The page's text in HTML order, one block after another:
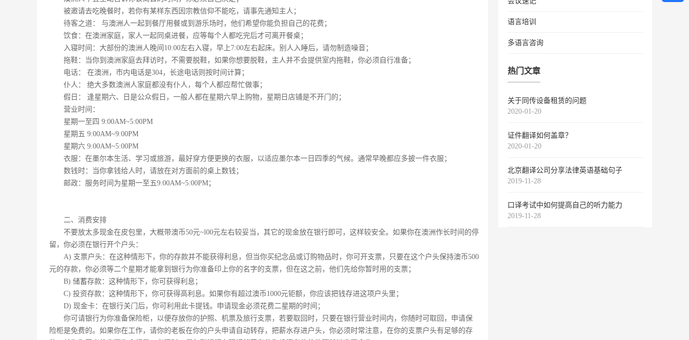
被邀请去吃晚餐时，若你有某样东西因宗教信仰不能吃，请事先通知主人；
待客之道： 与澳洲人一起到餐厅用餐或到游乐场时，他们希望你能负担自己的花费；
饮食：在澳洲家庭，家人一起同桌进餐，应等每个人都吃完后才可离开餐桌；
入寝时间：大部份的澳洲人晚间10:00左右入寝，早上7:00左右起床。别人入睡后，请勿制造噪音；
拖鞋：当你到澳洲家庭去拜访时，不需要脱鞋，如果你想要脱鞋，主人并不会提供室内拖鞋，你必须自行准备；
电话： 在澳洲，市内电话是304，长途电话则按时间计算；
仆人： 绝大多数澳洲人家庭都没有仆人，每个人都应帮忙做事；
假日： 逢星期六、日是公众假日，一般人都在星期六早上购物，星期日店铺是不开门的；
营业时间：
星期一至四 9:00AM~5:00PM
星期五 9:00AM~9:00PM
星期六 9:00AM~5:00PM
衣服：在墨尔本生活、学习或旅游，最好穿方便更换的衣服，以适应墨尔本一日四季的气候。通常早晚都应多披一件衣服；
数钱时：当你拿钱给人时，请放在对方面前的桌上数钱；
邮政：服务时间为星期一至五9:00AM~5:00PM；
二、消费安排
不要放太多现金在皮包里，大概带澳币50元~l00元左右较妥当，其它的现金放在银行即可，这样较安全。如果你在澳洲作长时间的停
留，你必须在银行开个户头：
A) 支票户头：在这种情形下，你的存款并不能获得利息，但当你买纪念品或订购物品时，你可开支票，只要在这个户头保持澳币500
元的存款，你必须等二个星期才能拿到银行为你准备印上你的名字的支票，但在这之前，他们先给你暂时用的支票；
B) 储蓄存款：这种情形下，你可获得利息；
C) 投资存款：这种情形下，你可获得高利息。如果你有超过澳币1000元钜额，你应该把钱存进这项户头里；
D) 现金卡：在银行关门后，你可利用此卡提钱。申请现金必须花费二星期的时间；
你可请银行为你准备保险柜，以便存放你的护照、机票及旅行支票，若要取回时，只要在银行营业时间内，你随时可取回，申请保
险柜是免费的。如果你在工作，请你的老板在你的户头申请自动转存，把薪水存进户头，你必须时常注意，在你的支票户头有足够的存
语言培训
多语言咨询
热门文章
关于同传设备租赁的问题
2020-01-20
证件翻译如何盖章？
2020-01-20
北京翻译公司分享法律英语基础句子
2019-11-28
口译考试中如何提高自己的听力能力
2019-11-28